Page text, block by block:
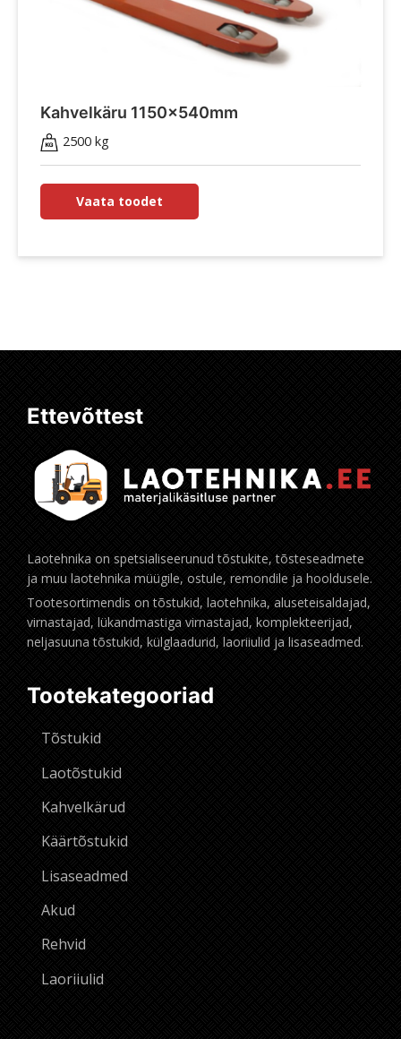
Kahvelkäru 1150x540mm
2500 kg
Vaata toodet
Ettevõttest
Laotehnika on spetsialiseerunud tõstukite, tõsteseadmete
ja muu laotehnika müügile, ostule, remondile ja hooldusele.
Tootesortimendis on tõstukid, laotehnika, aluseteisaldajad,
virnastajad, lükandmastiga virnastajad, komplekteerijad,
neljasuuna tõstukid, külglaadurid, laoriiulid ja lisaseadmed.
Tootekategooriad
Tõstukid
Laotõstukid
Kahvelkärud
Käärtõstukid
Lisaseadmed
Akud
Rehvid
Laoriiulid